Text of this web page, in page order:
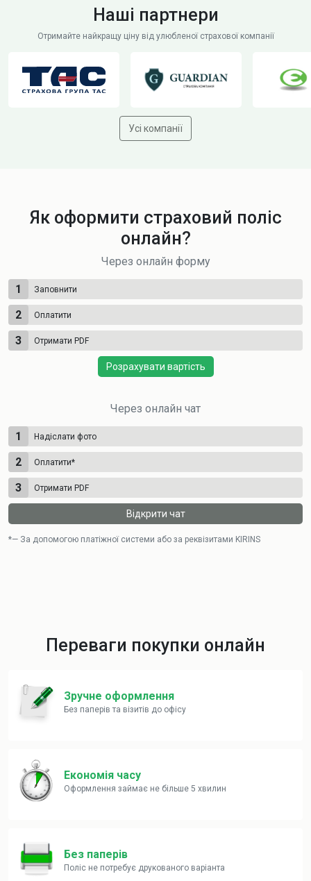
Наші партнери
Отримайте найкращу ціну від улюбленої страхової компанії
Усі компанії
Як оформити страховий поліс
онлайн?
Через онлайн форму
1 Заповнити
2 Оплатити
3 Отримати PDF
Розрахувати вартість
Через онлайн чат
1 Надіслати фото
2 Оплатити*
3 Отримати PDF
Відкрити чат
*— За допомогою платіжної системи або за реквізитами KIRINS
Переваги покупки онлайн
Зручне оформлення
Без паперів та візитів до офісу
Економія часу
Оформлення займає не більше 5 хвилин
Без паперів
Поліс не потребує друкованого варіанта